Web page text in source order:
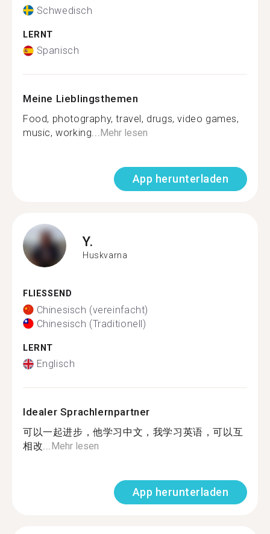
Schwedisch
LERNT
Spanisch
Meine Lieblingsthemen
Food, photography, travel, drugs, video games,
music, working...Mehr lesen
App herunterladen
Y.
Huskvarna
FLIESSEND
Chinesisch (vereinfacht)
Chinesisch (Traditionell)
LERNT
Englisch
Idealer Sprachlernpartner
可以一起进步，他学习中文，我学习英语，可以互
相改...Mehr lesen
App herunterladen